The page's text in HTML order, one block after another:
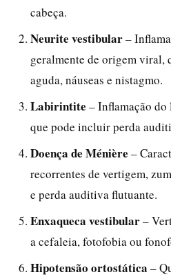
cabeça.
Neurite vestibular–
geralmente de origem viral,
aguda, náuseas e nistagmo.
Labirintite – Inflamação
que pode incluir perda
Doença de Ménière –
recorrentes de vertigem,
e perda auditiva flutuante.
Enxaqueca vestibular–
a cefaleia, fotofobia ou
Hipotensão ortostática –